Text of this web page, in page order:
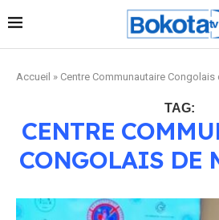
Accueil » Centre Communautaire Congolais
TAG:
CENTRE
CONGOLAIS DE